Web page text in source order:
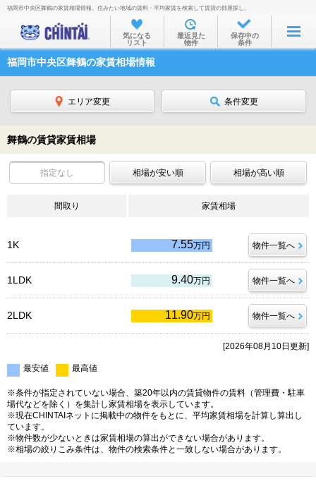
お部屋を探す
沿線・駅から
不動産会社から
福岡市中央区舞鶴の家賃相場情報。住みたい地域の賃料・平均家賃を検索して賃貸の部屋探し。
気になる
リスト
最近見た
物件
保存中の
条件
福岡市中央区舞鶴の家賃相場情報
エリア変更 条件変更
舞鶴の賃貸家賃相場
指定なし 相場が安い順 相場が高い順
間取り 家賃相場
1K 7.55万円 物件一覧へ
1LDK 9.40万円 物件一覧へ
2LDK 11.90万円 物件一覧へ
[2026年08月10日更新]
最安値 最高値
※条件が指定されていない場合、築20年以内の賃貸物件の賃料（管理費・駐車
場代などを除く）を集計し家賃相場を表示しています。
※現在CHINTAIネットに掲載中の物件をもとに、平均家賃相場を計算し算出し
ています。
※物件数が少ないときは家賃相場の算出ができない場合があります。
※相場の絞りこみ条件は、物件の検索条件と一致しない場合があります。